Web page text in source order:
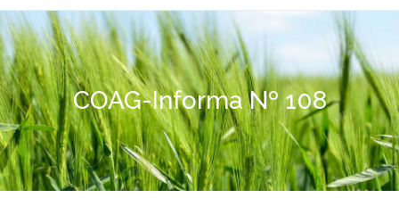
COAG-Informa Nº 108